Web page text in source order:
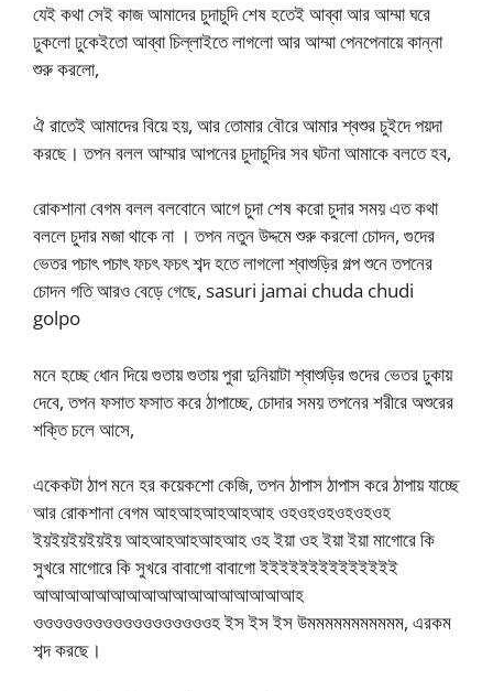
যেই কথা সেই কাজ আমাদের চুদাচুদি শেষ হতেই আব্বা আর আম্মা ঘরে
ঢুকলো ঢুকেইতো আব্বা চিল্লাইতে লাগলো আর আম্মা পেনপেনায়ে কান্না
শুরু করলো,
ঐ রাতেই আমাদের বিয়ে হয়, আর তোমার বৌরে আমার শ্বশুর চুইদে পয়দা
করছে। তপন বলল আম্মার আপনের চুদাচুদির সব ঘটনা আমাকে বলতে হব,
রোকশানা বেগম বলল বলবোনে আগে চুদা শেষ করো চুদার সময় এত কথা
বললে চুদার মজা থাকে না । তপন নতুন উদ্দমে শুরু করলো চোদন, গুদের
ভেতর পচাৎ পচাৎ ফচৎ ফচৎ শব্দ হতে লাগলো শ্বাশুড়ির গল্প শুনে তপনের
চোদন গতি আরও বেড়ে গেছে, sasuri jamai chuda chudi
golpo
মনে হচ্ছে ধোন দিয়ে গুতায় গুতায় পুরা দুনিয়াটা শ্বাশুড়ির গুদের ভেতর ঢুকায়
দেবে, তপন ফসাত ফসাত করে ঠাপাচ্ছে, চোদার সময় তপনের শরীরে অশুরের
শক্তি চলে আসে,
একেকটা ঠাপ মনে হর কয়েকশো কেজি, তপন ঠাপাস ঠাপাস করে ঠাপায় যাচ্ছে
আর রোকশানা বেগম আহআহআহআহআহ ওহওহওহওহওহওহ
ইয়ইয়ইয়ইয়ইয় আহআহআহআহআহ ওহ ইয়া ওহ ইয়া ইয়া মাগোরে কি
সুখরে মাগোরে কি সুখরে বাবাগো বাবাগো ইইইইইইইইইইইইইই
আআআআআআআআআআআআআআআআআহ
ওওওওওওওওওওওওওওওওওওহ ইস ইস ইস উমমমমমমমমমমম, এরকম
শব্দ করছে।